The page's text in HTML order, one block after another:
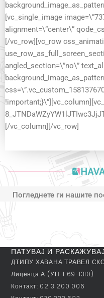
[vc_single_image
alignment=\”center\”
[/vc_row][vc_row
angled_section=\”no\”
[/vc_column][/vc_row]
Погледнете ги нашите
ПАТУВАЈ И
ДТИПУ ХАВАНА ТРАВЕЛ
Лиценца А (УП-I 69-1310)
Контакт: 02 3 200 006